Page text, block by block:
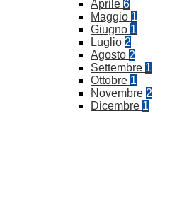
Aprile 6
Maggio 1
Giugno 1
Luglio 2
Agosto 2
Settembre 1
Ottobre 1
Novembre 2
Dicembre 1